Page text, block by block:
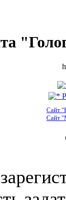
Сайт
Сайт